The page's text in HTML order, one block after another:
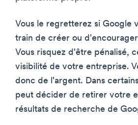
Vous le regretterez si Google
train de créer ou
Vous risquez d'être pénalisé,
visibilité de votre entreprise.
donc de l'argent. Dans
peut décider de retirer votre
résultats de recherche de